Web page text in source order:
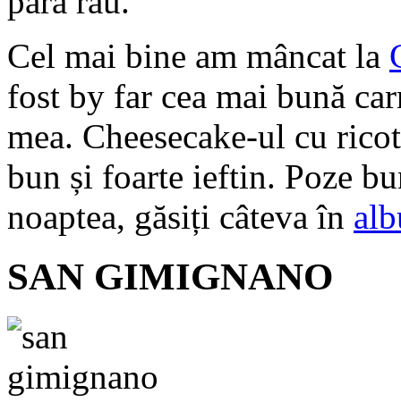
Cel mai bine am mâncat la
fost by far cea mai bună
mea. Cheesecake-ul cu
bun și foarte ieftin. Poze
noaptea, găsiți câteva în
SAN GIMIGNANO